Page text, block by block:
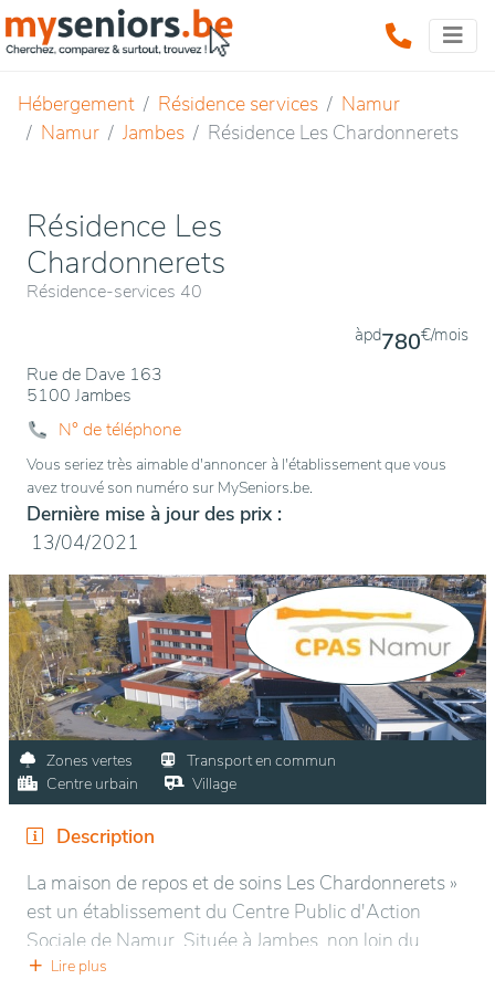
Hébergement Résidence services
Namur
Namur
Jambes Résidence Les Chardonnerets
Résidence Les
Chardonnerets
Résidence-services 40
Rue de Dave 163
5100 Jambes
àpd780€/mois
N° de téléphone
Vous seriez très aimable d'annoncer à l'établissement que vous
avez trouvé son numéro sur MySeniors.be.
Dernière mise à jour des prix :
13/04/2021
Zones vertes
Transport en commun
Centre urbain
Village
Description
La maison de repos et de soins Les Chardonnerets »
est un établissement du Centre Public d'Action
Sociale de Namur. Située à Jambes, non loin du
Centre Ville, la maison a été ouverte en 1980, en
Lire plus